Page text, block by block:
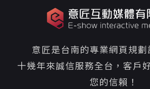
意匠是台南的專業網頁規劃
十幾年來誠信服務全台，客戶
您的信賴！